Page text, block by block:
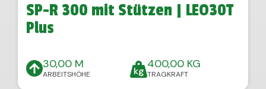
SP-R 300 mit Stützen | LEO30T
Plus
30,00 M
ARBEITSHÖHE
400,00 KG
TRAGKRAFT